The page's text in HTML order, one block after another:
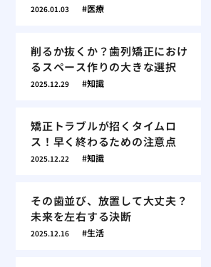
2026.01.03 医療
削るか抜くか？歯列矯正におけ
るスペース作りの大きな選択
2025.12.29 知識
矯正トラブルが招くタイムロ
ス！早く終わるための注意点
2025.12.22 知識
その歯並び、放置して大丈夫？
未来を左右する決断
2025.12.16 生活